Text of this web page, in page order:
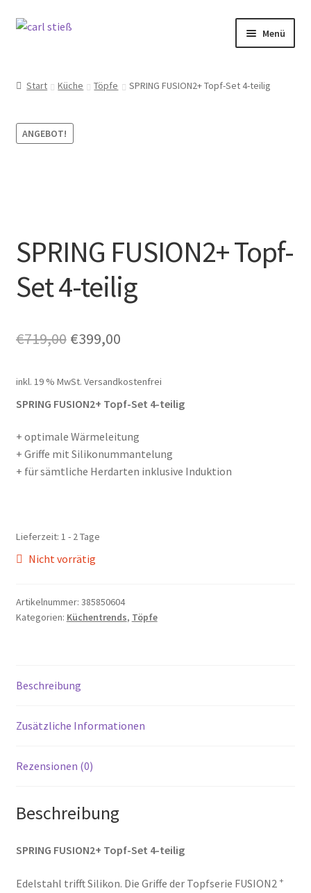
Zur
Zum
Menü
Backen
Marken
Angebote
Über Carl Stieß
Kontakt & Beratung
Start Küche Töpfe SPRING FUSION2+ Topf-Set 4-teilig
ANGEBOT!
SPRING FUSION2+ Topf-
Set 4-teilig
€719,00 Ursprünglicher
war:
€719,00
€399,00Aktueller
ist:
€399,00.
inkl. 19 % MwSt. Versandkostenfrei
SPRING FUSION2+ Topf-Set 4-teilig
+ optimale Wärmeleitung
+ Griffe mit Silikonummantelung
+ für sämtliche Herdarten inklusive Induktion
Lieferzeit: 1 - 2 Tage
Nicht vorrätig
Artikelnummer: 385850604
Kategorien: Küchentrends, Töpfe
Beschreibung
Zusätzliche Informationen
Rezensionen (0)
Beschreibung
SPRING FUSION2+ Topf-Set 4-teilig
Edelstahl trifft Silikon. Die Griffe der Topfserie FUSION2 +